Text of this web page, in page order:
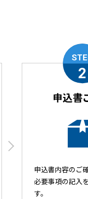
2
申込書
申込書内容のご
必要事項の記入
す。